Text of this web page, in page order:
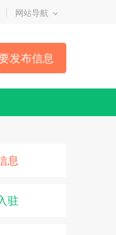
网站导航
发布信息
息
驻